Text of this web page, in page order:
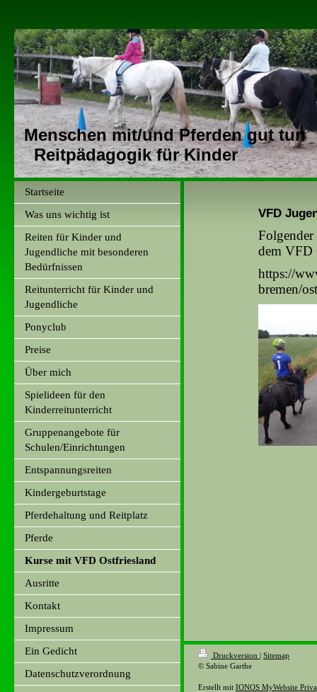
Menschen mit/und Pferden gut tun
Reitpädagogik für Kinder
Startseite
Was uns wichtig ist
Reiten für Kinder und
Jugendliche mit besonderen
Bedürfnissen
Reitunterricht für Kinder und
Jugendliche
Ponyclub
Preise
Über mich
Spielideen für den
Kinderreitunterricht
Gruppenangebote für
Schulen/Einrichtungen
Entspannungsreiten
Kindergeburtstage
Pferdehaltung und Reitplatz
Pferde
Kurse mit VFD Ostfriesland
Ausritte
Kontakt
Impressum
Ein Gedicht
Datenschutzverordnung
VFD
dem VFD
https://
bremen/
Druckversion | Sitemap
© Sabine Garthe
Erstellt mit IONOS MyWebsite